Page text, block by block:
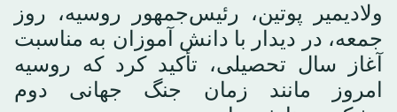
ولادیمیر پوتین، رئیس‌جمهور روسیه، روز
جمعه، در دیدار با دانش آموزان به مناسبت
آغاز سال تحصیلی، تأکید کرد که روسیه
امروز مانند زمان جنگ جهانی دوم